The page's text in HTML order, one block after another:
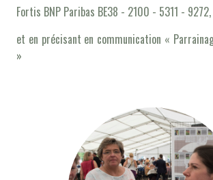
Fortis BNP Paribas BE38 - 2100 - 5311 - 9272,
et en précisant en communication «
»